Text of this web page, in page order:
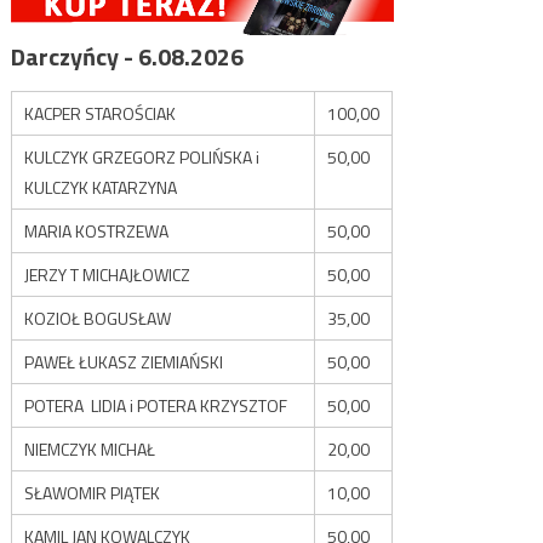
Darczyńcy - 6.08.2026
KACPER STAROŚCIAK
100,00
KULCZYK GRZEGORZ POLIŃSKA i
KULCZYK KATARZYNA
50,00
MARIA KOSTRZEWA
50,00
JERZY T MICHAJŁOWICZ
50,00
KOZIOŁ BOGUSŁAW
35,00
PAWEŁ ŁUKASZ ZIEMIAŃSKI
50,00
POTERA LIDIA i POTERA KRZYSZTOF
50,00
NIEMCZYK MICHAŁ
20,00
SŁAWOMIR PIĄTEK
10,00
KAMIL JAN KOWALCZYK
50,00